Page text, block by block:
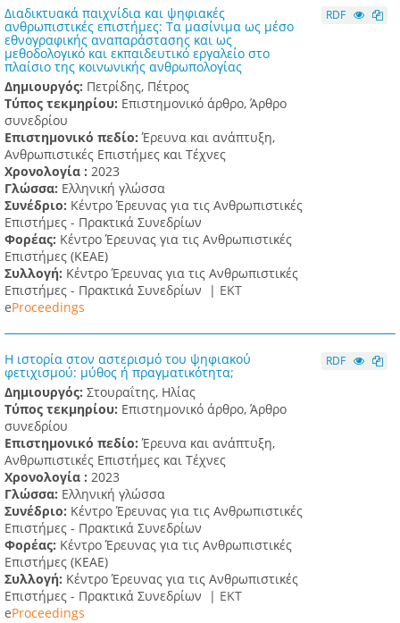
Διαδικτυακά παιχνίδια και ψηφιακές
ανθρωπιστικές επιστήμες: Τα μασίνιμα ως μέσο
εθνογραφικής αναπαράστασης και ως
μεθοδολογικό και εκπαιδευτικό εργαλείο στο
πλαίσιο της κοινωνικής ανθρωπολογίας
Δημιουργός: Πετρίδης, Πέτρος
Τύπος τεκμηρίου: Επιστημονικό άρθρο, Άρθρο
συνεδρίου
Επιστημονικό πεδίο:Έρευνα και ανάπτυξη,
Ανθρωπιστικές Επιστήμες και Τέχνες
Χρονολογία : 2023
Γλώσσα: Ελληνική γλώσσα
Συνέδριο: Κέντρο Έρευνας για τις Ανθρωπιστικές
Επιστήμες - Πρακτικά Συνεδρίων
Φορέας: Κέντρο Έρευνας για τις Ανθρωπιστικές
Επιστήμες (ΚΕΑΕ)
Συλλογή: Κέντρο Έρευνας για τις Ανθρωπιστικές
Επιστήμες - Πρακτικά Συνεδρίων | ΕΚΤ
eProceedings
RDF
Η ιστορία στον αστερισμό του ψηφιακού
φετιχισμού: μύθος ή πραγματικότητα;
Δημιουργός: Στουραΐτης, Ηλίας
Τύπος τεκμηρίου: Επιστημονικό άρθρο, Άρθρο
συνεδρίου
Επιστημονικό πεδίο:Έρευνα και ανάπτυξη,
Ανθρωπιστικές Επιστήμες και Τέχνες
Χρονολογία : 2023
Γλώσσα: Ελληνική γλώσσα
Συνέδριο: Κέντρο Έρευνας για τις Ανθρωπιστικές
Επιστήμες - Πρακτικά Συνεδρίων
Φορέας: Κέντρο Έρευνας για τις Ανθρωπιστικές
Επιστήμες (ΚΕΑΕ)
Συλλογή: Κέντρο Έρευνας για τις Ανθρωπιστικές
Επιστήμες - Πρακτικά Συνεδρίων | ΕΚΤ
eProceedings
RDF